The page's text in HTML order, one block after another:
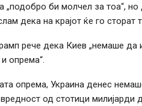
„подобро би молчел за тоа“,
дека на крајот ќе го сторат
рече дека Киев „немаше
опрема“.
опрема, Украина денес
од стотици милијарди